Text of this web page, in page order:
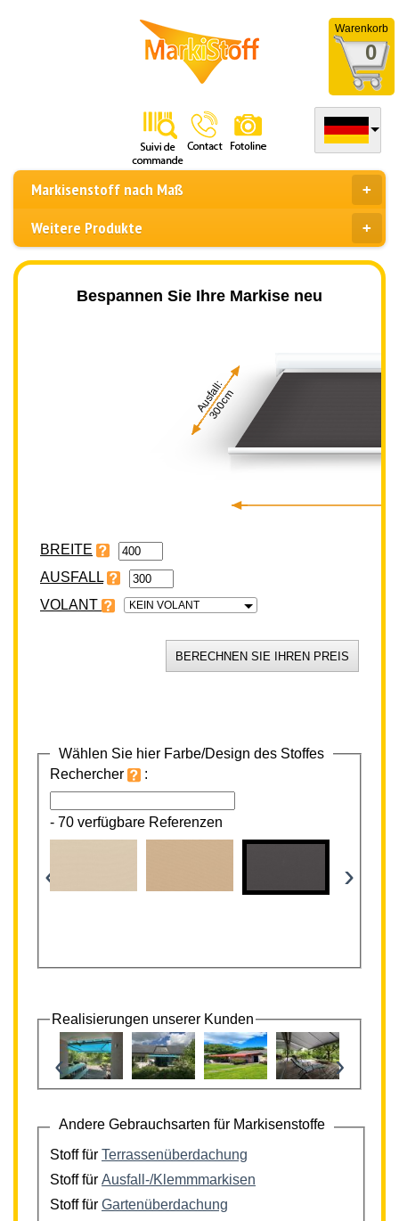
Warenkorb
0
Markisenstoff nach Maß
Weitere Produkte
Bespannen Sie Ihre Markise neu
Ausfall:
300cm
BREITE
VOLANT KEIN VOLANT
Wählen Sie hier Farbe/Design des Stoffes
Rechercher
:
- 70 verfügbare Referenzen
‹ ›
Realisierungen unserer Kunden
‹ ›
Andere Gebrauchsarten für Markisenstoffe
Stoff für Terrassenüberdachung
Stoff für Ausfall-/Klemmmarkisen
Stoff für Gartenüberdachung